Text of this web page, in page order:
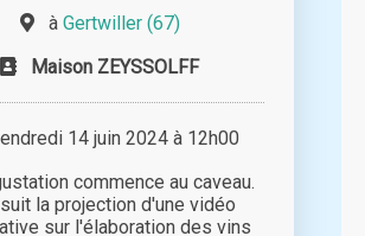
à Gertwiller (67)
Maison ZEYSSOLFF
14 juin 2024 à 12h00
commence au caveau.
la projection d'une vidéo
sur l'élaboration des vins